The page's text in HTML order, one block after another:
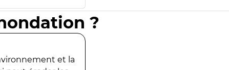
?
et la